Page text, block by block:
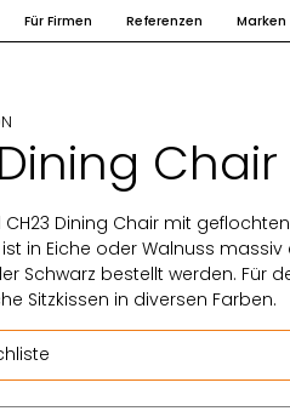
Für Firmen Referenzen Marken
Chair
CH23 Dining Chair mit
ist in Eiche oder Walnuss
Schwarz bestellt werden. Für
Sitzkissen in diversen Farben.